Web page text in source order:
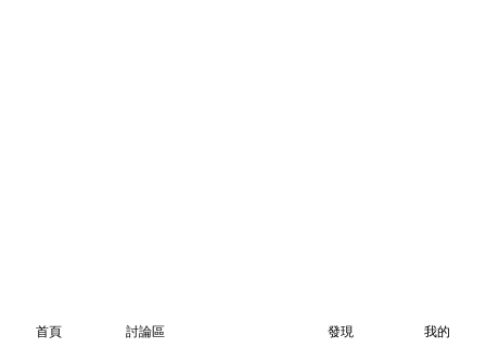
首頁 討論區 發現 我的